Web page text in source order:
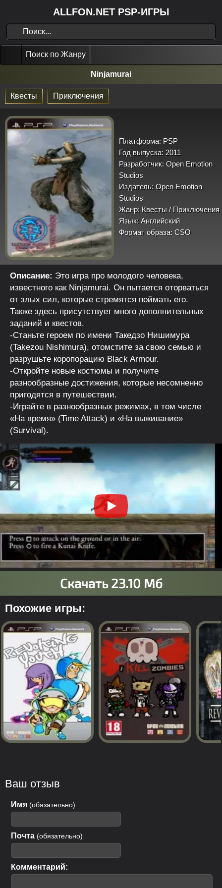
ALLFON.NET PSP-ИГРЫ
Поиск по Жанру
Ninjamurai
Квесты Приключения
Платформа: PSP
Год выпуска: 2011
Разработчик: Open Emotion
Studios
Издатель: Open Emotion
Studios
Жанр: Квесты / Приключения
Язык: Английский
Формат образа: CSO
Описание: Это игра про молодого человека,
известного как Ninjamurai. Он пытается оторваться
от злых сил, которые стремятся поймать его.
Также здесь присутствует много дополнительных
заданий и квестов.
-Станьте героем по имени Такедзо Нишимура
(Takezou Nishimura), отомстите за свою семью и
разрушьте коропорацию Black Armour.
-Откройте новые костюмы и получите
разнообразные достижения, которые несомненно
пригодятся в путешествии.
-Играйте в разнообразных режимах, в том числе
«На время» (Time Attack) и «На выживание»
(Survival).
Похожие игры:
Ваш отзыв
Имя (обязательно)
Почта (обязательно)
Комментарий: